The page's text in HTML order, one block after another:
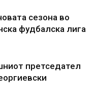
сезона во
фудбалска лига
претседател